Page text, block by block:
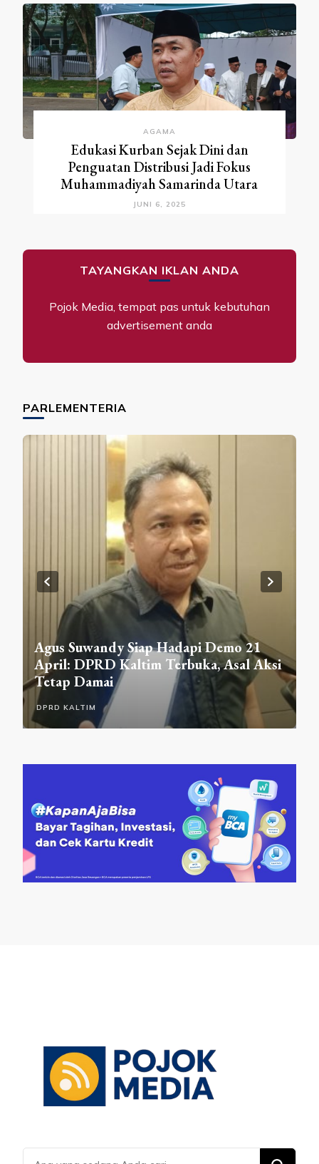
AGAMA
Edukasi Kurban Sejak Dini dan
Penguatan Distribusi Jadi Fokus
Muhammadiyah Samarinda Utara
JUNI 6, 2025
TAYANGKAN IKLAN ANDA
Pojok Media, tempat pas untuk kebutuhan
advertisement anda
PARLEMENTERIA
Demo 21
Asal Aksi
DPRD SAMARINDA
DPRD Samarinda Sosialisasikan
Raperda Sempadan Sungai di
Lingai, Warga Akui Baru Paham
Aturannya
Mencari